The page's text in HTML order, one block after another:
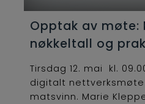
Opptak av møte:
nøkkeltall og
Tirsdag 12. mai kl.
digitalt
matsvinn. Marie